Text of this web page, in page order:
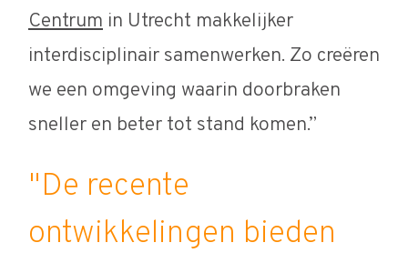
Centrum in Utrecht makkelijker
interdisciplinair samenwerken. Zo creëren
we een omgeving waarin doorbraken
sneller en beter tot stand komen.”
"De recente
ontwikkelingen bieden